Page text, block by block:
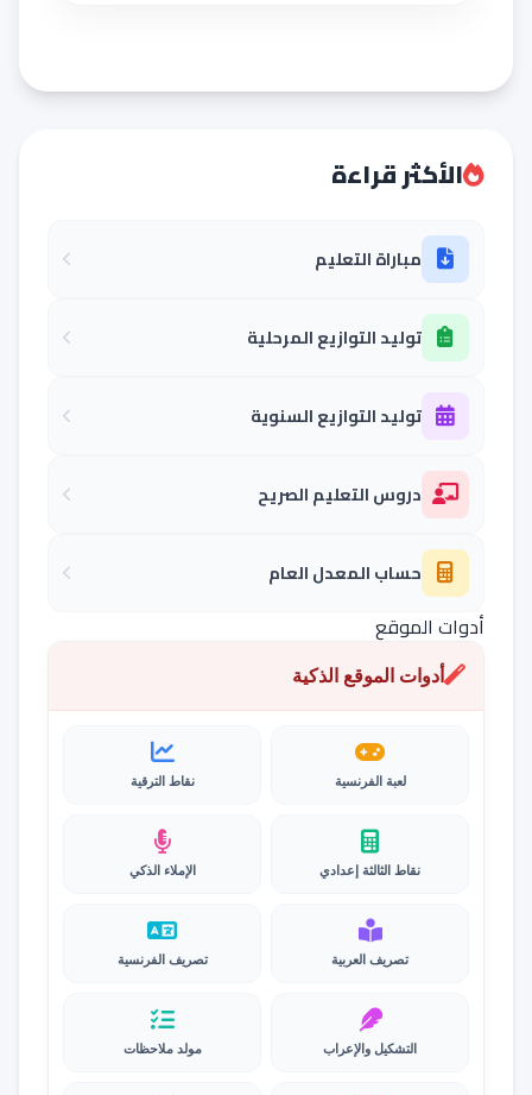
الأكثر قراءة
مباراة التعليم
توليد التوازيع المرحلية
توليد التوازيع السنوية
دروس التعليم الصريح
حساب المعدل العام
أدوات الموقع
أدوات الموقع الذكية
لعبة الفرنسية نقاط الترقية
نقاط الثالثة إعدادي الإملاء الذكي
تصريف العربية تصريف الفرنسية
التشكيل والإعراب مولد ملاحظات